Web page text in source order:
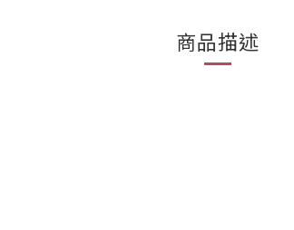
商品描述